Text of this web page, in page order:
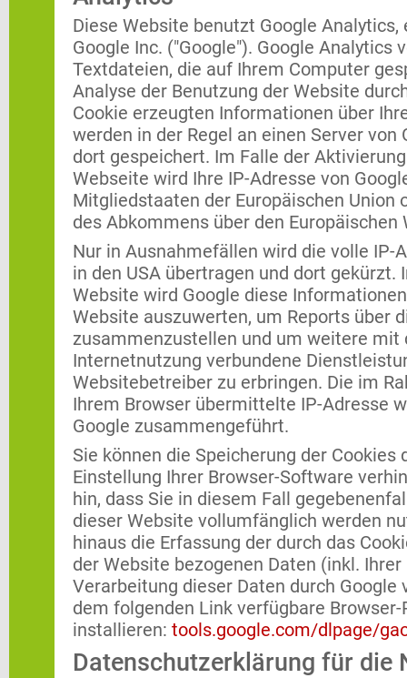
Diese Website benutzt Google
Google Inc. ("Google"). Google Analytics
Textdateien, die auf Ihrem Computer
Analyse der Benutzung der Website
Cookie erzeugten Informationen über
werden in der Regel an einen Server von
dort gespeichert. Im Falle der
Webseite wird Ihre IP-Adresse von
Mitgliedstaaten der Europäischen Union
des Abkommens über den
Nur in Ausnahmefällen wird die volle IP-
in den USA übertragen und dort
Website wird Google diese
Website auszuwerten, um Reports über
zusammenzustellen und um weitere mit
Internetnutzung verbundene
Websitebetreiber zu erbringen. Die im
Ihrem Browser übermittelte IP-Adresse
Google zusammengeführt.
Sie können die Speicherung der
Einstellung Ihrer Browser-Software
hin, dass Sie in diesem Fall
dieser Website vollumfänglich werden
hinaus die Erfassung der durch das
der Website bezogenen Daten (inkl.
Verarbeitung dieser Daten durch
dem folgenden Link verfügbare
installieren: tools.google.com/dlpage/
Datenschutzerklärung für die